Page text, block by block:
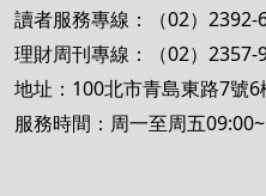
讀者服務專線：（02）2392-
理財周刊專線：（02）2357-
地址：100北市青島東路7號6
服務時間：周一至周五